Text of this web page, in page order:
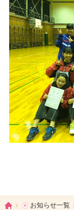
ホームお知らせ一覧